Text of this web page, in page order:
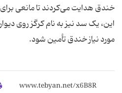
خندق هدایت می‌كردند تا مانعی
این، یک سد نیز به نام كرگز روی
مورد نیاز خندق تأمین شود.